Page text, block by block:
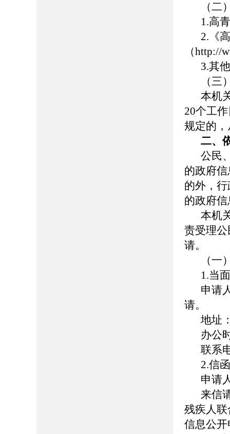
（二
1.高
2.《
（http://
3.其
（三
本机
20个工
规定的
二、
公民
的政府
的外，
的政府
本机
责受理
请。
（一
1.当
申请
请。
地址
办公
联系
2.信
申请
来信
残疾人
信息公